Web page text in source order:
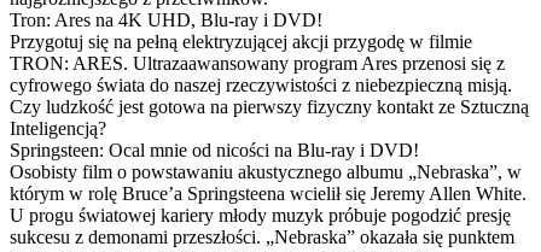
Tron: Ares na 4K UHD, Blu-ray i DVD!
Przygotuj się na pełną elektryzującej akcji przygodę w filmie
TRON: ARES. Ultrazaawansowany program Ares przenosi się z
cyfrowego świata do naszej rzeczywistości z niebezpieczną misją.
Czy ludzkość jest gotowa na pierwszy fizyczny kontakt ze Sztuczną
Inteligencją?
Springsteen: Ocal mnie od nicości na Blu-ray i DVD!
Osobisty film o powstawaniu akustycznego albumu „Nebraska”, w
którym w rolę Bruce’a Springsteena wcielił się Jeremy Allen White.
U progu światowej kariery młody muzyk próbuje pogodzić presję
sukcesu z demonami przeszłości. „Nebraska” okazała się punktem